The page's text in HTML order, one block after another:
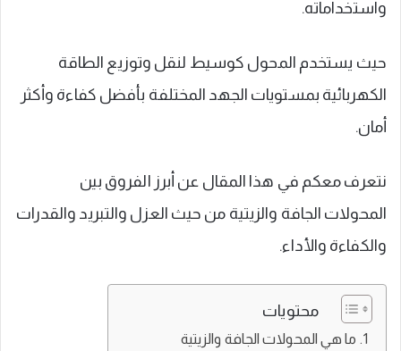
واستخداماته.
حيث يستخدم المحول كوسيط لنقل وتوزيع الطاقة
الكهربائية بمستويات الجهد المختلفة بأفضل كفاءة وأكثر
أمان.
نتعرف معكم في هذا المقال عن أبرز الفروق بين
المحولات الجافة والزيتية من حيث العزل والتبريد والقدرات
والكفاءة والأداء.
محتويات
ما هي المحولات الجافة والزيتية